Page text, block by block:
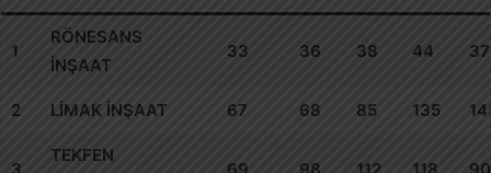
1
RÖNESANS
İNŞAAT
33 36 38 44 37
2 LİMAK İNŞAAT 67 68 85 135
TEKFEN